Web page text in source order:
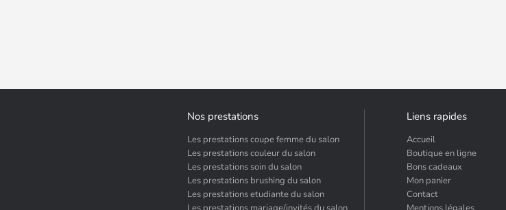
Nos prestations
Les prestations coupe femme du salon
Les prestations couleur du salon
Les prestations soin du salon
Les prestations brushing du salon
Les prestations etudiante du salon
Liens rapides
Accueil
Boutique en ligne
Bons cadeaux
Mon panier
Contact